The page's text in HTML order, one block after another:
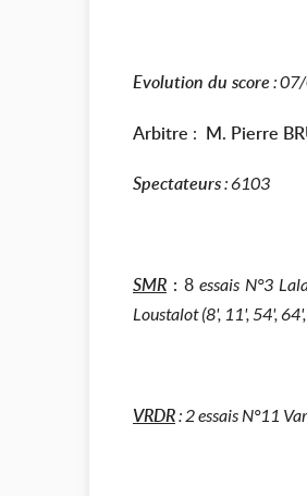
Evolution du score :
Arbitre : M. Pierre
Spectateurs: 6103
SMR : 8essais N°3
Loustalot (8', 11', 54',
VRDR: 2 essais N°11